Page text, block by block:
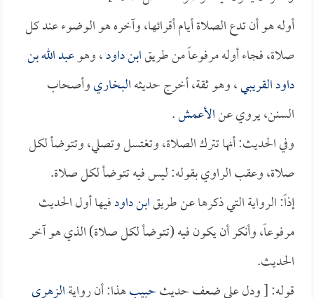
أوله هو أن تدع الصلاة أيام أقرائها، وآخره هو الوضوء عند كل
صلاة، فجاء أوله مرفوعاً من طريقابن داود، وهوعبد الله بن
داود القريبي، وهو ثقة، أخرج حديثهالبخاريوأصحاب
السنن، يروي عنالأعمش.
وفي الحديث: أنها تترك الصلاة، وتغتسل وتصلي، وتتوضأ لكل
صلاة، وعقب الراوي بقوله: ليس فيه تتوضأ لكل صلاة.
إذاً: الرواية التي ذكرها عن طريقابن داودفيها أول الحديث
مرفوعاً، وأنكر أن يكون فيه (تتوضأ لكل صلاة) الذي هو آخر
الحديث.
قوله: [ ودل على ضعف حديثحبيبهذا: أن روايةالزهري